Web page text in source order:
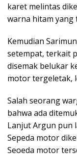
karet melintas
warna hitam yang
Kemudian
setempat, terkait
disemak belukar
motor tergeletak,
Salah seorang
bahwa ada
Lanjut Argun pun
Sepeda motor
Seoeda motor